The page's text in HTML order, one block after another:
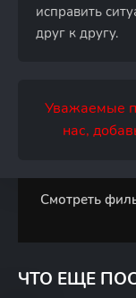
исправить
друг к другу.
Уважаемые
нас,
Смотреть
ЧТО ЕЩЕ